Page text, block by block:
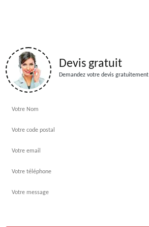
Devis gratuit
Demandez votre devis gratuitement